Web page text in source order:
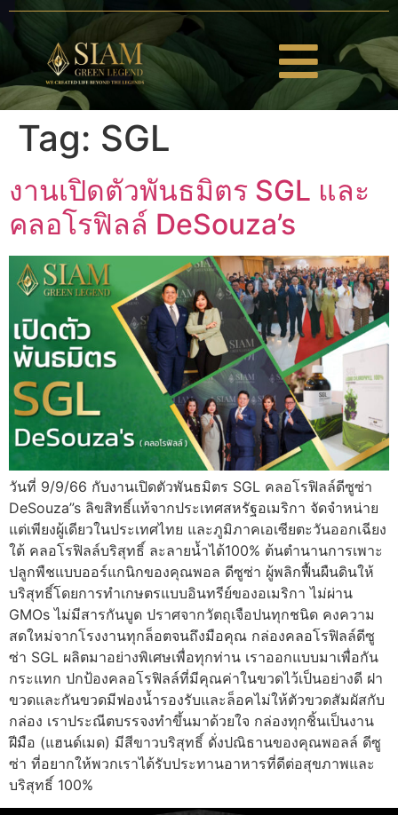
Tag: SGL
งานเปิดตัวพันธมิตร SGL และ
คลอโรฟิลล์ DeSouza’s
วันที่ 9/9/66 กับงานเปิดตัวพันธมิตร SGL คลอโรฟิลล์ดีซูซ่า
DeSouza”s ลิขสิทธิ์แท้จากประเทศสหรัฐอเมริกา จัดจำหน่าย
แต่เพียงผู้เดียวในประเทศไทย และภูมิภาคเอเซียตะวันออกเฉียง
ใต้ คลอโรฟิลล์บริสุทธิ์ ละลายน้ำได้100% ต้นตำนานการเพาะ
ปลูกพืชแบบออร์แกนิกของคุณพอล ดีซูซ่า ผู้พลิกฟื้นผืนดินให้
บริสุทธิ์โดยการทำเกษตรแบบอินทรีย์ของอเมริกา ไม่ผ่าน
GMOs ไม่มีสารกันบูด ปราศจากวัตถุเจือปนทุกชนิด คงความ
สดใหม่จากโรงงานทุกล็อตจนถึงมือคุณ กล่องคลอโรฟิลล์ดีซู
ซ่า SGL ผลิตมาอย่างพิเศษเพื่อทุกท่าน เราออกแบบมาเพื่อกัน
กระแทก ปกป้องคลอโรฟิลล์ที่มีคุณค่าในขวดไว้เป็นอย่างดี ฝา
ขวดและกันขวดมีฟองน้ำรองรับและล็อคไม่ให้ตัวขวดสัมผัสกับ
กล่อง เราประณีตบรรจงทำขึ้นมาด้วยใจ กล่องทุกชิ้นเป็นงาน
ฝีมือ (แฮนด์เมด) มีสีขาวบริสุทธิ์ ดั่งปณิธานของคุณพอลล์ ดีซู
ซ่า ที่อยากให้พวกเราได้รับประทานอาหารที่ดีต่อสุขภาพและ
บริสุทธิ์ 100%